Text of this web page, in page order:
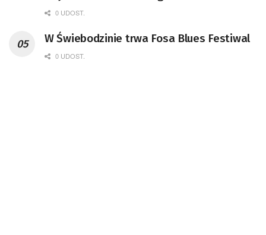
0 UDOST.
W Świebodzinie trwa Fosa Blues Festiwal
0 UDOST.